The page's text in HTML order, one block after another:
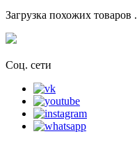
Загрузка похожих товаров
Соц. сети